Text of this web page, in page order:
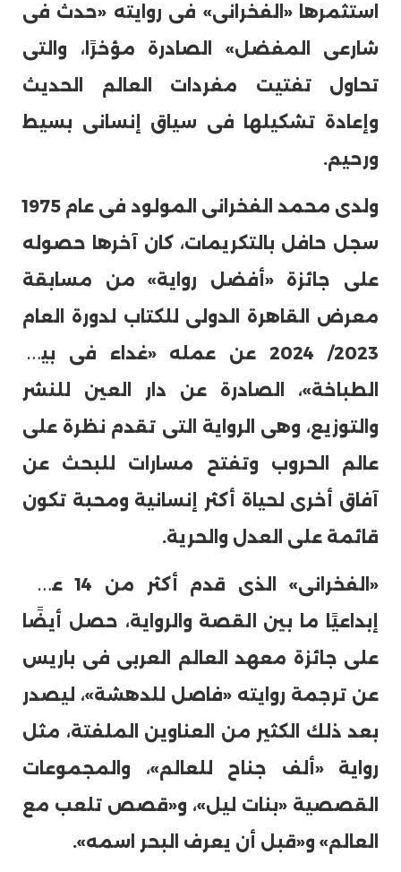
استثمرها «الفخرانى» فى روايته «حدث فى
شارعى المفضل» الصادرة مؤخرًا، والتى
تحاول تفتيت مفردات العالم الحديث
وإعادة تشكيلها فى سياق إنسانى بسيط
ورحيم.
ولدى محمد الفخرانى المولود فى عام 1975
سجل حافل بالتكريمات، كان آخرها حصوله
على جائزة «أفضل رواية» من مسابقة
معرض القاهرة الدولى للكتاب لدورة العام
2023/ 2024 عن عمله «غداء فى بيت
الطباخة»، الصادرة عن دار العين للنشر
والتوزيع، وهى الرواية التى تقدم نظرة على
عالم الحروب وتفتح مسارات للبحث عن
آفاق أخرى لحياة أكثر إنسانية ومحبة تكون
قائمة على العدل والحرية.
«
الفخرانى» الذى قدم أكثر من 14 عملًا
إبداعيًا ما بين القصة والرواية، حصل أيضًا
على جائزة معهد العالم العربى فى باريس
عن ترجمة روايته «فاصل للدهشة»، ليصدر
بعد ذلك الكثير من العناوين الملفتة، مثل
رواية «ألف جناح للعالم»، والمجموعات
القصصية «بنات ليل»، و«قصص تلعب مع
العالم» و«قبل أن يعرف البحر اسمه».